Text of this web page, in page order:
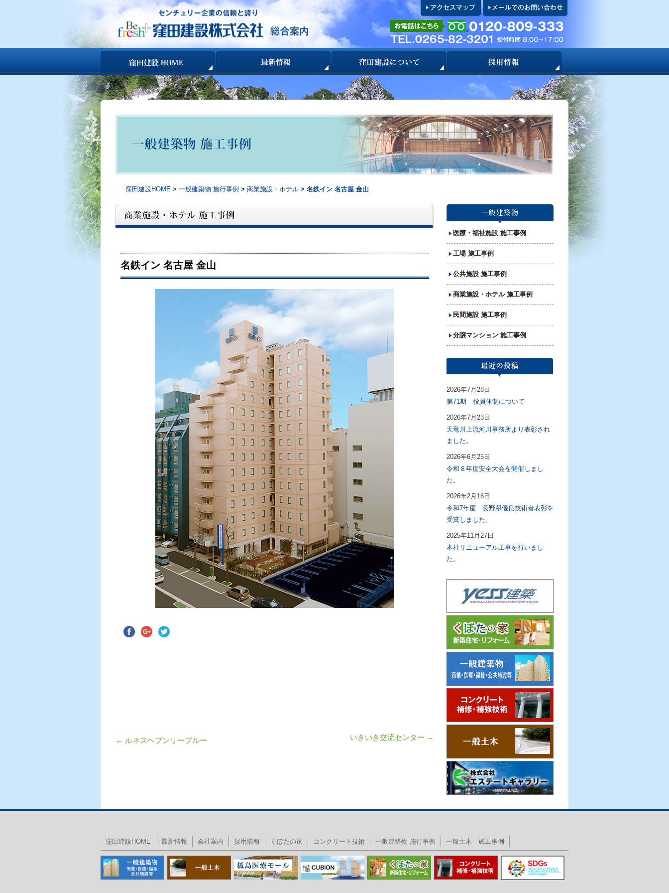
コンテンツへ移動
窪田建設HOME > 一般建築物 施行事例 > 商業施設・ホテル > 名鉄イン 名古屋 金山
名鉄イン 名古屋 金山
← ルネスヘブンリーブルー いきいき交流センター →
医療・福祉施設 施工事例
工場 施工事例
公共施設 施工事例
商業施設・ホテル 施工事例
民間施設 施工事例
分譲マンション 施工事例
第71期 役員体制について
2026年7月28日
天竜川上流河川事務所より表彰され
ました。
2026年7月23日
令和８年度安全大会を開催しまし
た。
2026年6月25日
令和7年度 長野県優良技術者表彰を
受賞しました。
2026年2月16日
本社リニューアル工事を行いまし
た。
2025年11月27日
窪田建設HOME 最新情報 会社案内 採用情報 くぼたの家 コンクリート技術 一般建築物 施行事例 一般土木 施工事例